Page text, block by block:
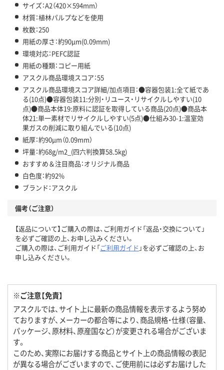
この商品の環境配慮ポイントです。下記商品詳細「
アスクル商品環境スコア詳細／加点項目
サイズ：A2（420×594mm）
材質：植林パルプなどを使用
枚数：250
用紙の厚さ：約90μm(0.09mm)
環境対応：PEFC認証
用紙の種類：コピー用紙
アスクル商品環境スコア：55
アスクル商品環境スコア詳細/加点項目：●容器包装1:全て紙であ
る(10点)●容器包装11:分別・リユース・リサイクルしやすい(10
点)●商品本体19:原料に認証を取得している商品(20点)●商品本
体21:単一素材でリサイクルしやすい(5点)●仕組み30-1:温室効
果ガスの削減に取り組んでいる(10点)
紙厚：約90μm（0.09mm）
坪量：約68g/m2_(四六判換算58.5kg)
おすすめ＆注目商品：オリジナル商品
白色度：約92%
ブランド：アスクル
備考（ご注意）
【返品について】ご購入の際は、ご利用ガイド「返品・交換について」
を必ずご確認の上、お申し込みください。
ご購入の際は、ご利用ガイド「ご利用ガイド 」を必ずご確認の上、お
申し込みください。
※ご注意【免責】
アスクルでは、サイト上に最新の商品情報を表示するよう努め
ておりますが、メーカーの都合等により、商品規格・仕様（容量、
パッケージ、原材料、原産国など）が変更される場合がございま
す。
このため、実際にお届けする商品とサイト上の商品情報の表記
が異なる場合がございますので、ご使用前には必ずお届けした